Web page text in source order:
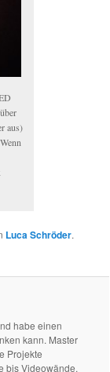
aus)
Luca Schröder.
habe einen
kann. Master
Projekte
bis Videowände.